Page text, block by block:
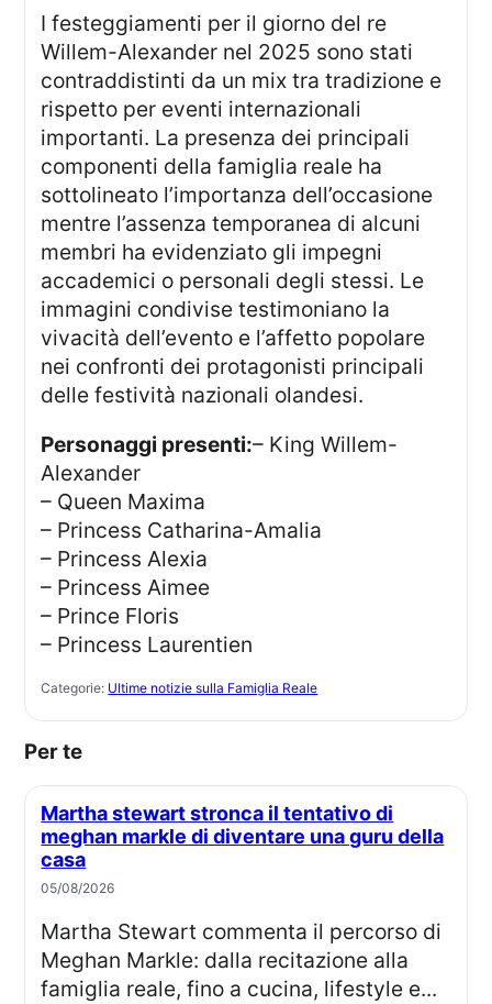
I festeggiamenti per il giorno del re
Willem-Alexander nel 2025 sono stati
contraddistinti da un mix tra tradizione e
rispetto per eventi internazionali
importanti. La presenza dei principali
componenti della famiglia reale ha
sottolineato l’importanza dell’occasione
mentre l’assenza temporanea di alcuni
membri ha evidenziato gli impegni
accademici o personali degli stessi. Le
immagini condivise testimoniano la
vivacità dell’evento e l’affetto popolare
nei confronti dei protagonisti principali
delle festività nazionali olandesi.
Personaggi presenti:– King Willem-
Alexander
– Queen Maxima
– Princess Catharina-Amalia
– Princess Alexia
– Princess Aimee
– Prince Floris
– Princess Laurentien
Categorie: Ultime notizie sulla Famiglia Reale
Per te
Martha stewart stronca il tentativo di
meghan markle di diventare una guru della
casa
05/08/2026
Martha Stewart commenta il percorso di
Meghan Markle: dalla recitazione alla
famiglia reale, fino a cucina, lifestyle e...